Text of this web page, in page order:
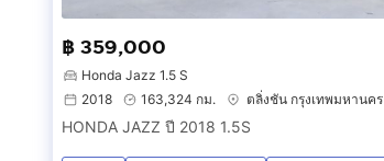
฿ 359,000
Honda Jazz 1.5 S
2018
163,324 กม. ตลิ่งชัน กรุงเทพมหานคร
HONDA JAZZ ปี 2018 1.5S